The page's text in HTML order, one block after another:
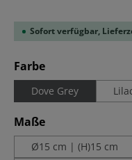
Sofort verfügbar,
Farbeauswählen
Dove Grey
Maßeauswählen
Ø15 cm | (H)15 cm